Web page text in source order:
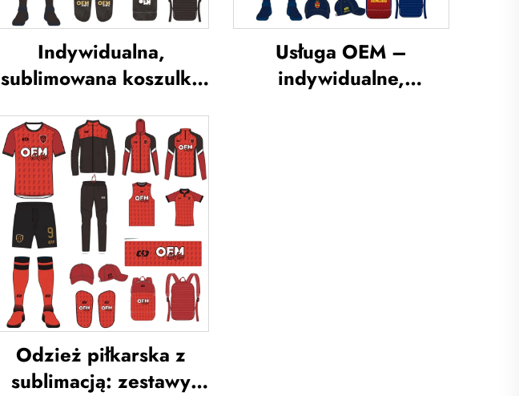
Indywidualna,
sublimowana koszulka
drużyny piłkarskiej,
koszulki piłkarskie,
uniform piłkarski,
koszulka piłkarska,
odzież piłkarska,
koszulka piłkarska
Usługa OEM –
indywidualne,
Odzież piłkarska z
sublimacją: zestawy